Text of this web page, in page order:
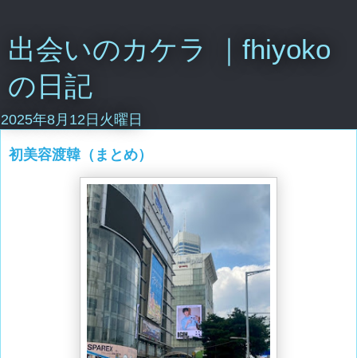
出会いのカケラ ｜fhiyoko
の日記
2025年8月12日火曜日
初美容渡韓（まとめ）